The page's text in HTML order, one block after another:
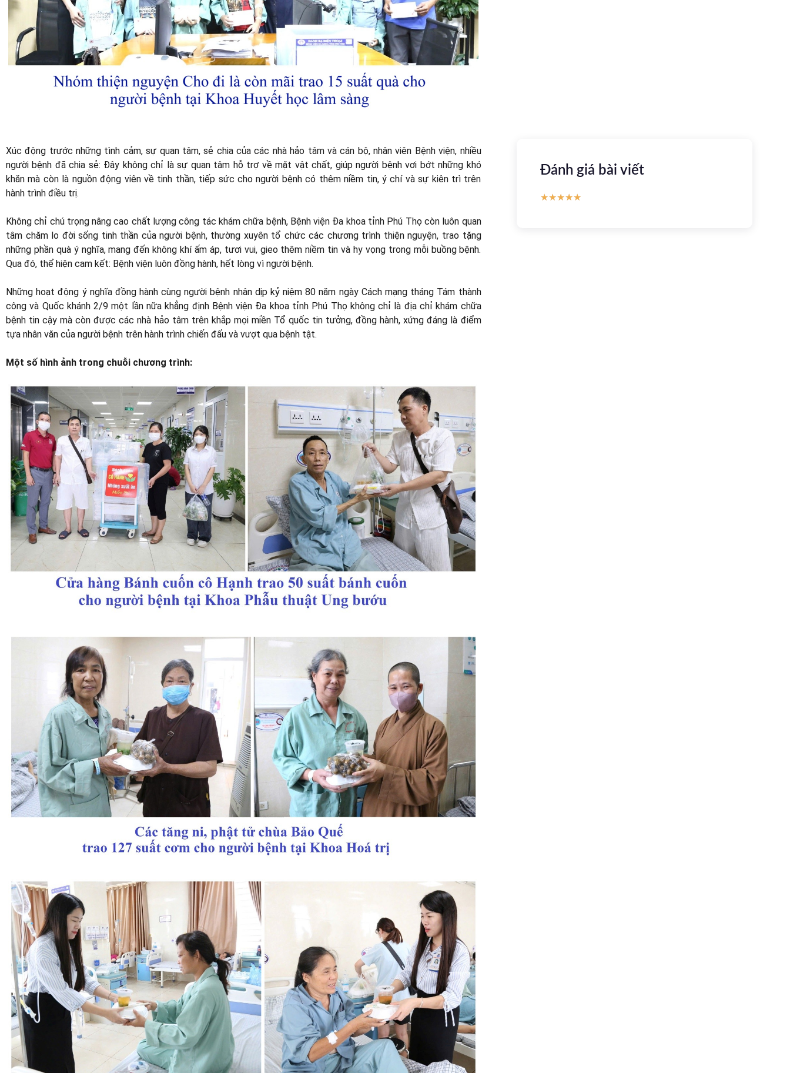
Xúc động trước những tình cảm, sự quan tâm, sẻ chia của các nhà hảo tâm và cán bộ, nhân viên Bệnh viện, nhiều
người bệnh đã chia sẻ: Đây không chỉ là sự quan tâm hỗ trợ về mặt vật chất, giúp người bệnh vơi bớt những khó
khăn mà còn là nguồn động viên về tinh thần, tiếp sức cho người bệnh có thêm niềm tin, ý chí và sự kiên trì trên
hành trình điều trị.
Không chỉ chú trọng nâng cao chất lượng công tác khám chữa bệnh, Bệnh viện Đa khoa tỉnh Phú Thọ còn luôn quan
tâm chăm lo đời sống tinh thần của người bệnh, thường xuyên tổ chức các chương trình thiện nguyện, trao tặng
những phần quà ý nghĩa, mang đến không khí ấm áp, tươi vui, gieo thêm niềm tin và hy vọng trong mỗi buồng bệnh.
Qua đó, thể hiện cam kết: Bệnh viện luôn đồng hành, hết lòng vì người bệnh.
Những hoạt động ý nghĩa đồng hành cùng người bệnh nhân dịp kỷ niệm 80 năm ngày Cách mạng tháng Tám thành
công và Quốc khánh 2/9 một lần nữa khẳng định Bệnh viện Đa khoa tỉnh Phú Thọ không chỉ là địa chỉ khám chữa
bệnh tin cậy mà còn được các nhà hảo tâm trên khắp mọi miền Tổ quốc tin tưởng, đồng hành, xứng đáng là điểm
tựa nhân văn của người bệnh trên hành trình chiến đấu và vượt qua bệnh tật.
Một số hình ảnh trong chuỗi chương trình:
Đánh giá bài viết
★★★★★